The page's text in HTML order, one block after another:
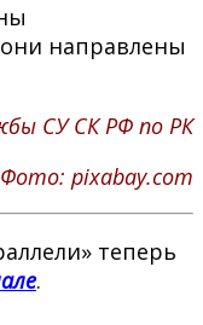
направлены
СУ СК РФ по РК
Фото: pixabay.com
теперь
.